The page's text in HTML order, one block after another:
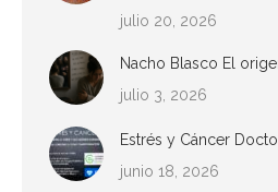
julio 20, 2026
Nacho Blasco El
julio 3, 2026
Estrés y Cáncer
junio 18, 2026